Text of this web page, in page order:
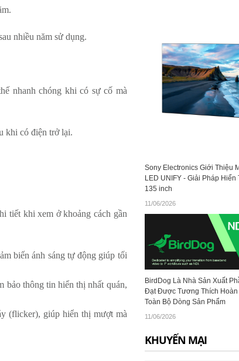
nhiều năm sử dụng.
nhanh chóng khi có sự cố mà
khi có điện trở lại.
tiết khi xem ở khoảng cách gần
biến ánh sáng tự động giúp tối
bảo thông tin hiển thị nhất quán,
(flicker), giúp hiển thị mượt mà
Sony Electronics Giới Thiệu
LED UNIFY - Giải Pháp Hiển
135 inch
11/06/2026
BirdDog Là Nhà Sản Xuất
Đạt Được Tương Thích Hoàn
Toàn Bộ Dòng Sản Phẩm
11/06/2026
KHUYẾN MẠI